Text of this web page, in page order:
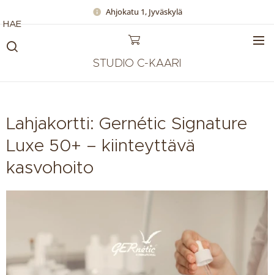
Ahjokatu 1, Jyväskylä
STUDIO C-KAARI
HAE
Lahjakortti: Gernétic Signature
Luxe 50+ – kiinteyttävä
kasvohoito